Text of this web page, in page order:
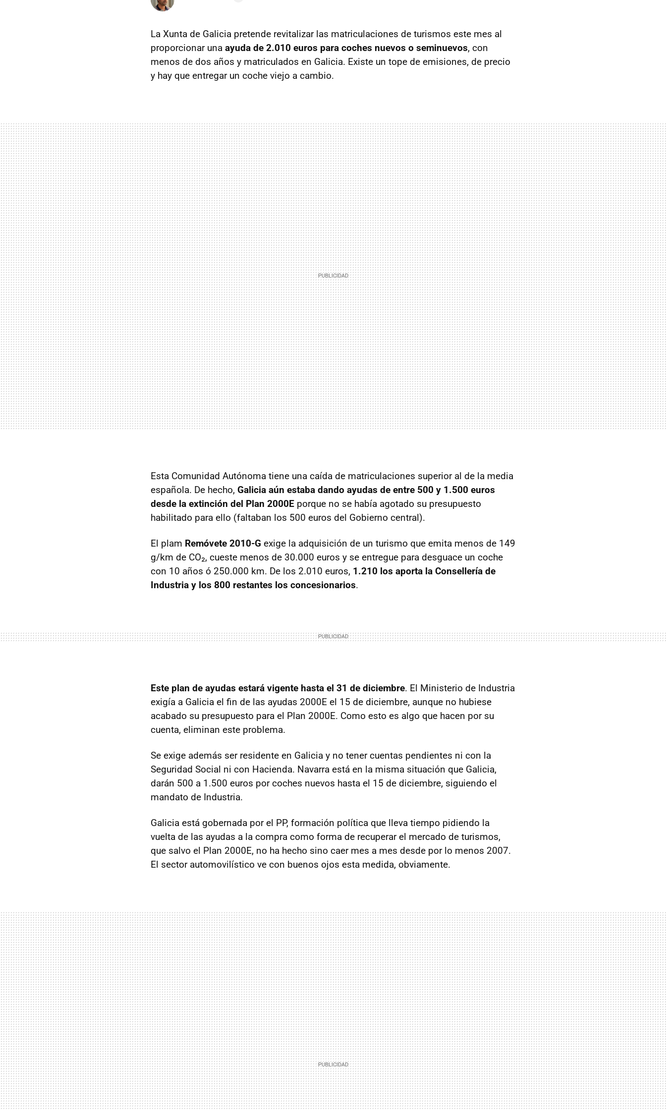
La Xunta de Galicia pretende revitalizar las matriculaciones de turismos este mes al
proporcionar una ayuda de 2.010 euros para coches nuevos o seminuevos, con
menos de dos años y matriculados en Galicia. Existe un tope de emisiones, de precio
y hay que entregar un coche viejo a cambio.
Esta Comunidad Autónoma tiene una caída de matriculaciones superior al de la media
española. De hecho, Galicia aún estaba dando ayudas de entre 500 y 1.500 euros
desde la extinción del Plan 2000E porque no se había agotado su presupuesto
habilitado para ello (faltaban los 500 euros del Gobierno central).
El plam Remóvete 2010-G exige la adquisición de un turismo que emita menos de 149
g/km de CO₂, cueste menos de 30.000 euros y se entregue para desguace un coche
con 10 años ó 250.000 km. De los 2.010 euros, 1.210 los aporta la Consellería de
Industria y los 800 restantes los concesionarios.
Este plan de ayudas estará vigente hasta el 31 de diciembre. El Ministerio de Industria
exigía a Galicia el fin de las ayudas 2000E el 15 de diciembre, aunque no hubiese
acabado su presupuesto para el Plan 2000E. Como esto es algo que hacen por su
cuenta, eliminan este problema.
Se exige además ser residente en Galicia y no tener cuentas pendientes ni con la
Seguridad Social ni con Hacienda. Navarra está en la misma situación que Galicia,
darán 500 a 1.500 euros por coches nuevos hasta el 15 de diciembre, siguiendo el
mandato de Industria.
Galicia está gobernada por el PP, formación política que lleva tiempo pidiendo la
vuelta de las ayudas a la compra como forma de recuperar el mercado de turismos,
que salvo el Plan 2000E, no ha hecho sino caer mes a mes desde por lo menos 2007.
El sector automovilístico ve con buenos ojos esta medida, obviamente.